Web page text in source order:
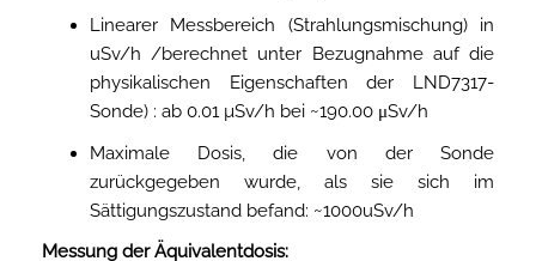
Linearer Messbereich (Strahlungsmischung) in
uSv/h /berechnet unter Bezugnahme auf die
physikalischen Eigenschaften der LND7317-
Sonde) : ab 0.01 µSv/h bei ~190.00 μSv/h
Maximale Dosis, die von der Sonde
zurückgegeben wurde, als sie sich im
Sättigungszustand befand: ~1000uSv/h
Messung der Äquivalentdosis: